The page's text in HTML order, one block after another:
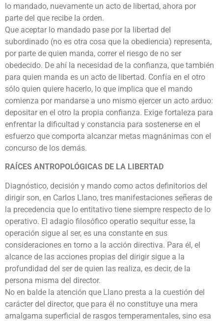
lo mandado, nuevamente un acto de libertad, ahora por
parte del que recibe la orden.
Que aceptar lo mandado pase por la libertad del
subordinado (no es otra cosa que la obediencia) representa,
por parte de quien manda, correr el riesgo de no ser
obedecido. De ahí la necesidad de la confianza, que también
para quien manda es un acto de libertad. Confía en el otro
sólo quien quiere hacerlo, lo que implica que el mando
comienza por mandarse a uno mismo ejercer un acto arduo:
depositar en el otro la propia confianza. Exige fortaleza para
enfrentar la dificultad y constancia para sostenerse en el
esfuerzo que comporta alcanzar metas magnánimas con el
concurso de los demás.
RAÍCES ANTROPOLÓGICAS DE LA LIBERTAD
Diagnóstico, decisión y mando como actos definitorios del
dirigir son, en Carlos Llano, tres manifestaciones señeras de
la precedencia que lo entitativo tiene siempre respecto de lo
operativo. El adagio filosófico operatio sequitur esse, la
operación sigue al ser, es una constante en sus
consideraciones en torno a la acción directiva. Para él, el
alcance de las acciones propias del dirigir sigue a la
profundidad del ser de quien las realiza, es decir, de la
persona misma del director.
No en balde la atención que Llano presta a la cuestión del
carácter del director, que para él no constituye una mera
amalgama superficial de rasgos temperamentales, sino esa